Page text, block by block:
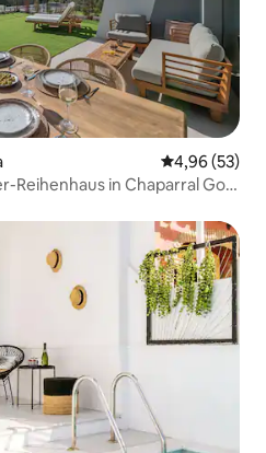
4,96 (53)
Reihenhaus in Chaparral Golf